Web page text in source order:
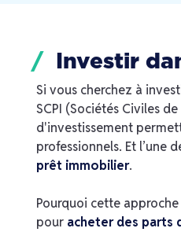
Investir
Si vous cherchez à
SCPI (Sociétés Civiles
d'investissement
professionnels. Et l’une
prêt immobilier.
Pourquoi cette
pour acheter des parts